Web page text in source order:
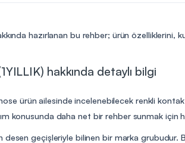
hazırlanan bu rehber; ürün
hakkında detaylı bilgi
ürün ailesinde incelenebilecek renkli
konusunda daha net bir rehber sunmak için
desen geçişleriyle bilinen bir marka